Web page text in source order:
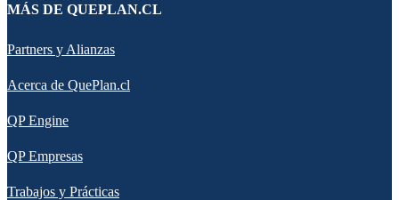
MÁS DE QUEPLAN.CL
Partners y Alianzas
Acerca de QuePlan.cl
QP Engine
QP Empresas
Trabajos y Prácticas